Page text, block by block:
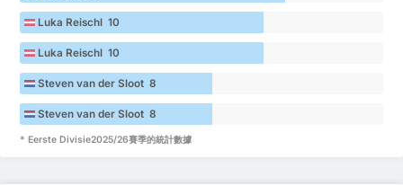
Luka Reischl 10
Luka Reischl 10
Steven van der Sloot 8
Steven van der Sloot 8
* Eerste Divisie2025/26賽季的統計數據